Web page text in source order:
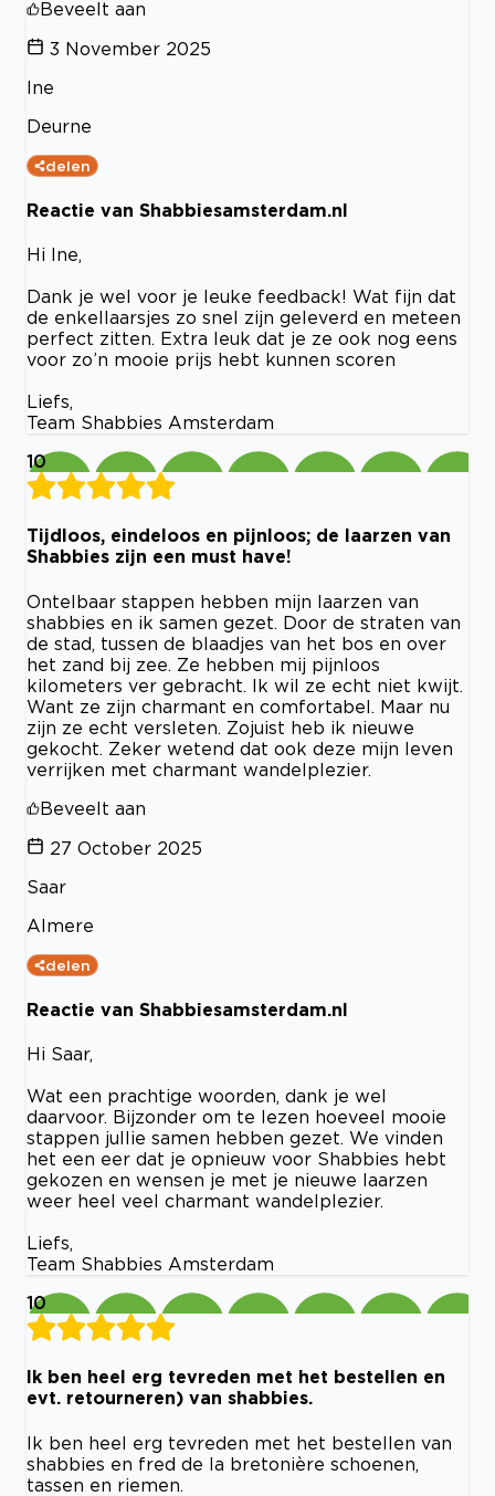
Beveelt aan
3 November 2025
Ine
Deurne
delen
Reactie van Shabbiesamsterdam.nl
Hi Ine,
Dank je wel voor je leuke feedback! Wat fijn dat
de enkellaarsjes zo snel zijn geleverd en meteen
perfect zitten. Extra leuk dat je ze ook nog eens
voor zo’n mooie prijs hebt kunnen scoren
Liefs,
Team Shabbies Amsterdam
10
Tijdloos, eindeloos en pijnloos; de laarzen van
Shabbies zijn een must have!
Ontelbaar stappen hebben mijn laarzen van
shabbies en ik samen gezet. Door de straten van
de stad, tussen de blaadjes van het bos en over
het zand bij zee. Ze hebben mij pijnloos
kilometers ver gebracht. Ik wil ze echt niet kwijt.
Want ze zijn charmant en comfortabel. Maar nu
zijn ze echt versleten. Zojuist heb ik nieuwe
gekocht. Zeker wetend dat ook deze mijn leven
verrijken met charmant wandelplezier.
Beveelt aan
27 October 2025
Saar
Almere
delen
Reactie van Shabbiesamsterdam.nl
Hi Saar,
Wat een prachtige woorden, dank je wel
daarvoor. Bijzonder om te lezen hoeveel mooie
stappen jullie samen hebben gezet. We vinden
het een eer dat je opnieuw voor Shabbies hebt
gekozen en wensen je met je nieuwe laarzen
weer heel veel charmant wandelplezier.
Liefs,
Team Shabbies Amsterdam
10
Ik ben heel erg tevreden met het bestellen en
evt. retourneren) van shabbies.
Ik ben heel erg tevreden met het bestellen van
shabbies en fred de la bretonière schoenen,
tassen en riemen.